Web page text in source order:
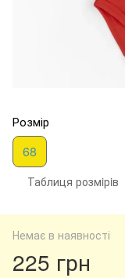
Розмір
68
Таблиця розмiрiв
Немає в наявності
225 грн